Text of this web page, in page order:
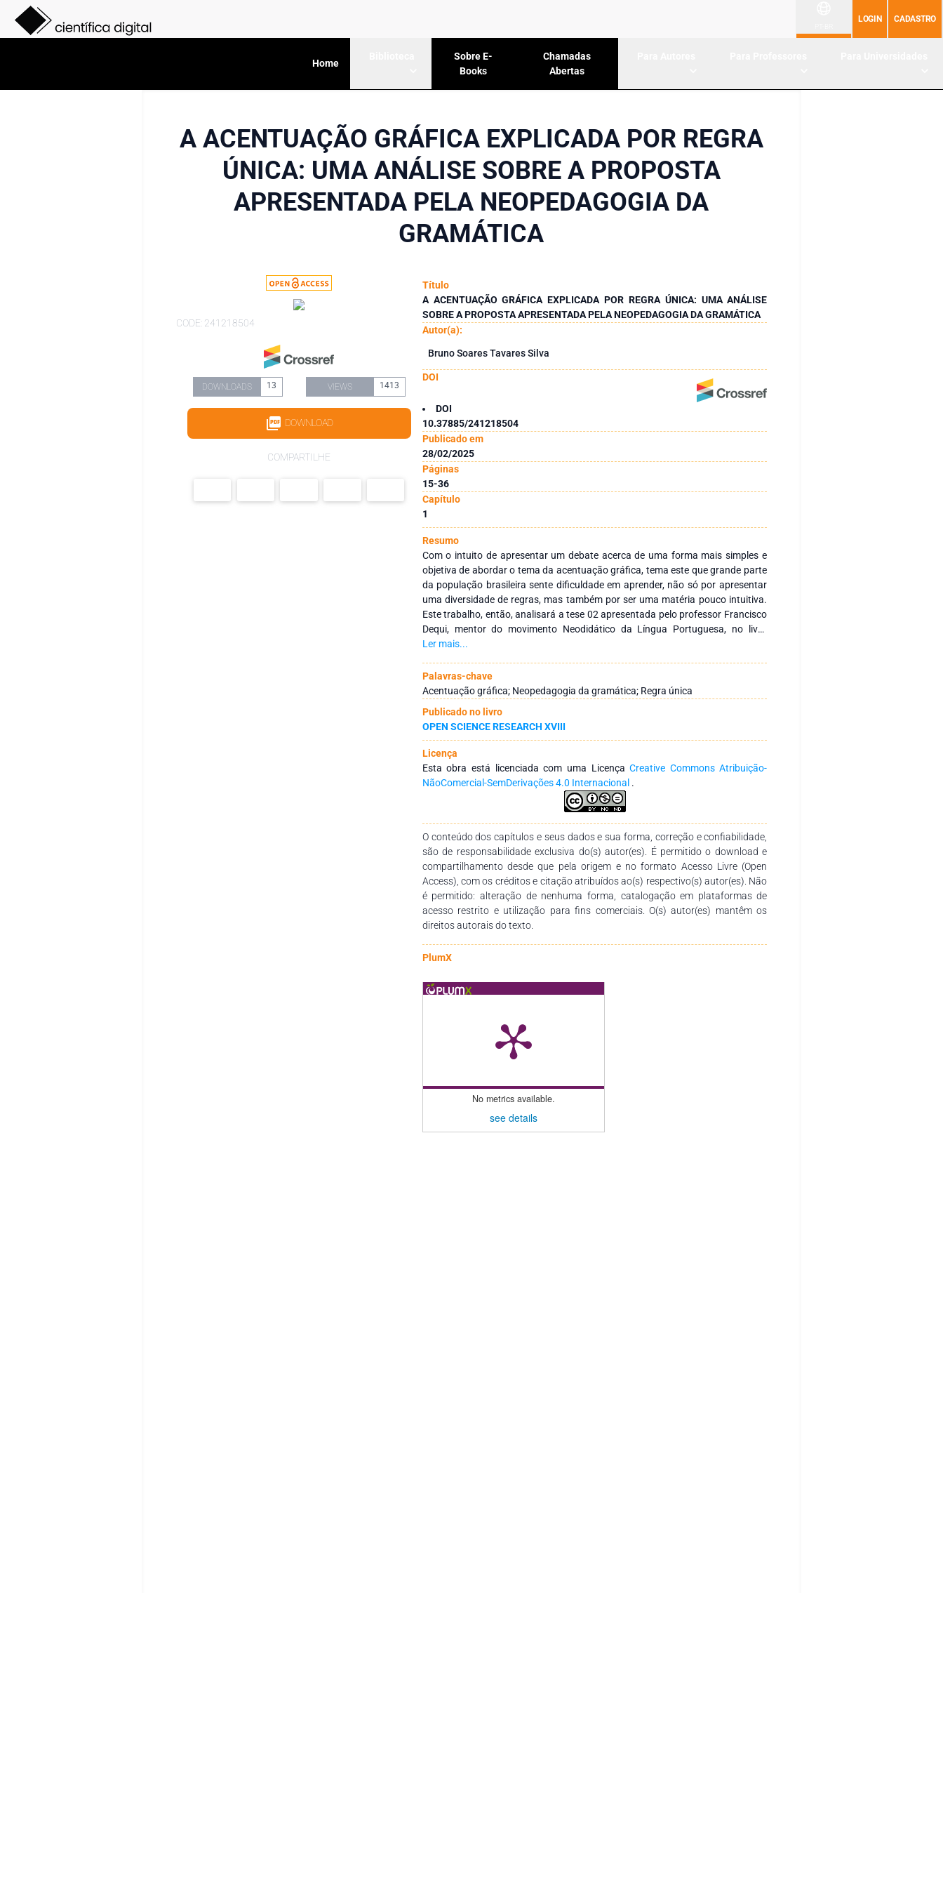
LOGIN CADASTRO
Home
Sobre E-
Books
Chamadas
Abertas
A ACENTUAÇÃO GRÁFICA EXPLICADA POR REGRA
ÚNICA: UMA ANÁLISE SOBRE A PROPOSTA
APRESENTADA PELA NEOPEDAGOGIA DA
GRAMÁTICA
CODE: 241218504
DOWNLOADS 13 VIEWS 1413
DOWNLOAD
COMPARTILHE
Título
A ACENTUAÇÃO GRÁFICA EXPLICADA POR REGRA ÚNICA: UMA ANÁLISE
SOBRE A PROPOSTA APRESENTADA PELA NEOPEDAGOGIA DA GRAMÁTICA
Autor(a):
Bruno Soares Tavares Silva
DOI
DOI
10.37885/241218504
Publicado em
28/02/2025
Páginas
15-36
Capítulo
1
Resumo
Com o intuito de apresentar um debate acerca de uma forma mais simples e
objetiva de abordar o tema da acentuação gráfica, tema este que grande parte
da população brasileira sente dificuldade em aprender, não só por apresentar
uma diversidade de regras, mas também por ser uma matéria pouco intuitiva.
Este trabalho, então, analisará a tese 02 apresentada pelo professor Francisco
Dequi, mentor do movimento Neodidático da Língua Portuguesa, no livro
Neopedagogia da Gramática – 18 teses surpreendentes, e confrontará com os
Nova gramática do Português Contemporâneo, e os apresentados pelo
professor Fernando Pestana, em A Gramática para Concursos Públicos. Como
a matéria acentuação gráfica possui mais de 10 regras, algumas com algum
grau de complexidade e outras com grande número de exceções, faz-se
necessário ponderar se o conhecimento apresentado pela Neogramática
abrange todos os casos apresentados pelos gramáticos tradicionais e se de
fato facilita no aprendizado do tema.
Ler mais...
Palavras-chave
Acentuação gráfica; Neopedagogia da gramática; Regra única
Publicado no livro
OPEN SCIENCE RESEARCH XVIII
Licença
Esta obra está licenciada com uma LicençaCreative Commons Atribuição-
NãoComercial-SemDerivações 4.0 Internacional .
O conteúdo dos capítulos e seus dados e sua forma, correção e confiabilidade,
são de responsabilidade exclusiva do(s) autor(es). É permitido o download e
compartilhamento desde que pela origem e no formato Acesso Livre (Open
Access), com os créditos e citação atribuídos ao(s) respectivo(s) autor(es). Não
é permitido: alteração de nenhuma forma, catalogação em plataformas de
acesso restrito e utilização para fins comerciais. O(s) autor(es) mantêm os
direitos autorais do texto.
PlumX
No metrics available.
see details